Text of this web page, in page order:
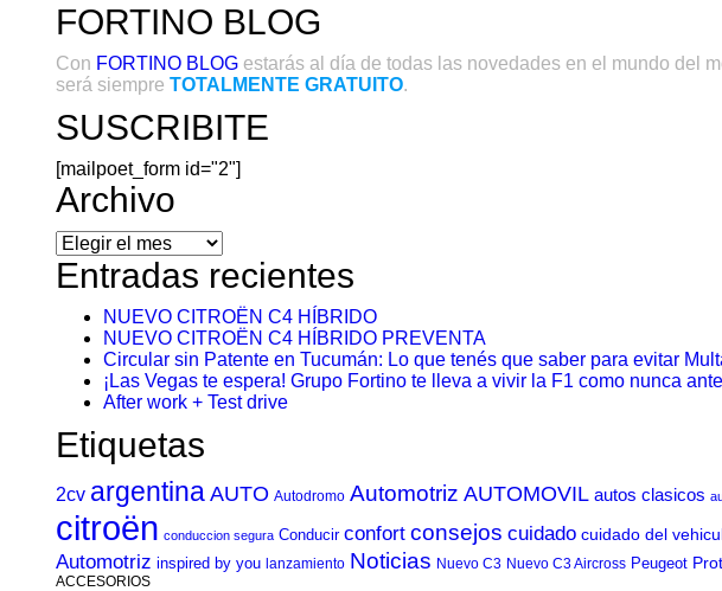
FORTINO BLOG
Con FORTINO BLOG estarás al día de todas las novedades en el mundo del
será siempre TOTALMENTE GRATUITO.
SUSCRIBITE
[mailpoet_form id="2"]
Archivo
Archivo
Entradas recientes
NUEVO CITROËN C4 HÍBRIDO
NUEVO CITROËN C4 HÍBRIDO PREVENTA
Circular sin Patente en Tucumán: Lo que tenés que saber para evitar
¡Las Vegas te espera! Grupo Fortino te lleva a vivir la F1 como nunca
After work + Test drive
Etiquetas
2cv argentinaAUTO Autodromo Automotriz AUTOMOVIL autos clasicos
citroën conduccion segura Conducir confort consejos cuidado cuidado del
Automotriz inspired by you lanzamiento Noticias Nuevo C3 Nuevo C3 Aircross Peugeot
ACCESORIOS